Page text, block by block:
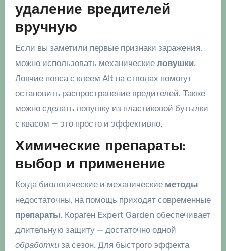
удаление вредителей
вручную
Если вы заметили первые признаки заражения,
можно использовать механические ловушки.
Ловчие пояса с клеем Alt на стволах помогут
остановить распространение вредителей. Также
можно сделать ловушку из пластиковой бутылки
с квасом — это просто и эффективно.
Химические препараты:
выбор и применение
Когда биологические и механические методы
недостаточны, на помощь приходят современные
препараты. Кораген Expert Garden обеспечивает
длительную защиту — достаточно одной
обработкиза сезон. Для быстрого эффекта